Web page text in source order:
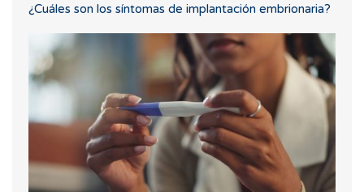
¿Cuáles son los síntomas de implantación embrionaria?